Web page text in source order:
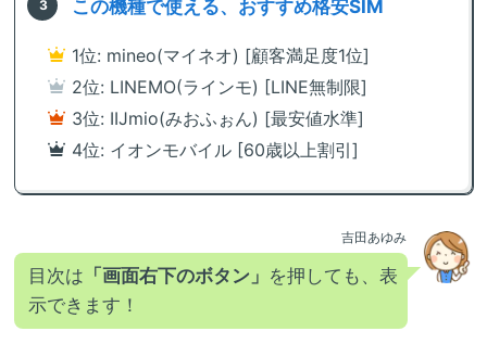
この機種で使える、おすすめ格安SIM
1位: mineo(マイネオ) [顧客満足度1位]
2位: LINEMO(ラインモ) [LINE無制限]
3位: IIJmio(みおふぉん) [最安値水準]
4位: イオンモバイル [60歳以上割引]
吉田あゆみ
目次は 「画面右下のボタン」 を押しても、表
示できます！